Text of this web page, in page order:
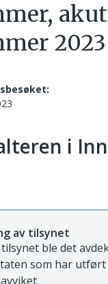
2023
i
av tilsynet
ble det
som har